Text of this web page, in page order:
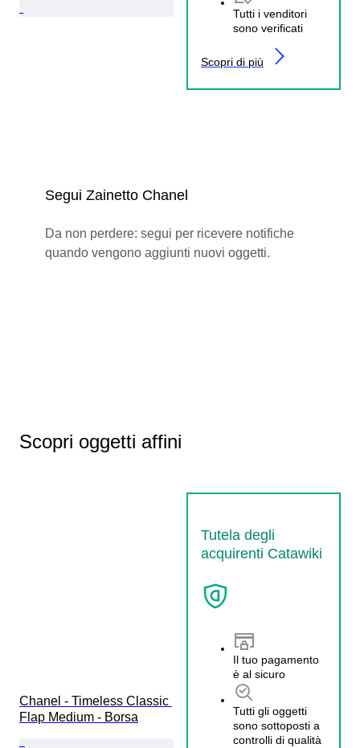
Tutti i venditori
sono verificati
Scopri di più
Segui Zainetto Chanel
Da non perdere: segui per ricevere notifiche
quando vengono aggiunti nuovi oggetti.
Scopri oggetti affini
Tutela degli
acquirenti Catawiki
Il tuo pagamento
è al sicuro
Tutti gli oggetti
sono sottoposti a
controlli di qualità
Chanel - Timeless Classic
Flap Medium - Borsa